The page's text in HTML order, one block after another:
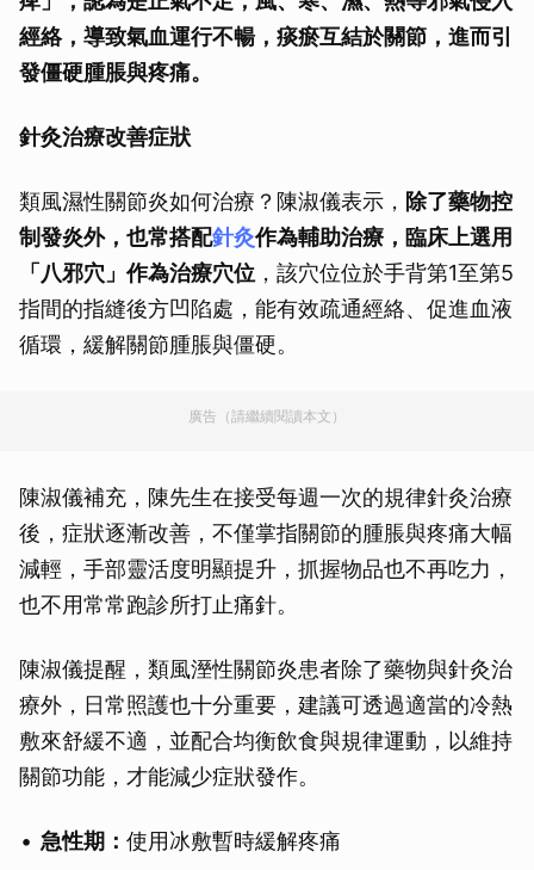
經絡，導致氣血運行不暢，痰瘀互結於關節，進而引
發僵硬腫脹與疼痛。
針灸治療改善症狀
類風濕性關節炎如何治療？陳淑儀表示， 除了藥物控
制發炎外，也常搭配針灸作為輔助治療，臨床上選用
「八邪穴」作為治療穴位 ，該穴位位於手背第1至第5
指間的指縫後方凹陷處，能有效疏通經絡、促進血液
循環，緩解關節腫脹與僵硬。
廣告（請繼續閱讀本文）
陳淑儀補充，陳先生在接受每週一次的規律針灸治療
後，症狀逐漸改善，不僅掌指關節的腫脹與疼痛大幅
減輕，手部靈活度明顯提升，抓握物品也不再吃力，
也不用常常跑診所打止痛針。
陳淑儀提醒，類風溼性關節炎患者除了藥物與針灸治
療外，日常照護也十分重要，建議可透過適當的冷熱
敷來舒緩不適，並配合均衡飲食與規律運動，以維持
關節功能，才能減少症狀發作。
急性期： 使用冰敷暫時緩解疼痛